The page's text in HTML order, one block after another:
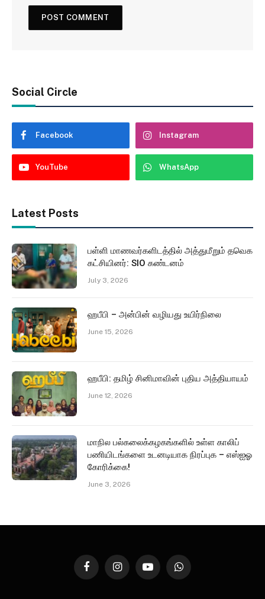
Social Circle
Facebook Instagram
YouTube WhatsApp
Latest Posts
பள்ளி மாணவர்களிடத்தில் அத்துமீறும் தவெக
கட்சியினர்: SIO கண்டனம்
July 3, 2026
ஹபீபி – அன்பின் வழியது உயிர்நிலை
June 15, 2026
ஹபீபி: தமிழ் சினிமாவின் புதிய அத்தியாயம்
June 12, 2026
மாநில பல்கலைக்கழகங்களில் உள்ள காலிப்
பணியிடங்களை உடனடியாக நிரப்புக – எஸ்ஐஓ
கோரிக்கை!
June 3, 2026
FacebookInstagramYouTubeWhatsApp